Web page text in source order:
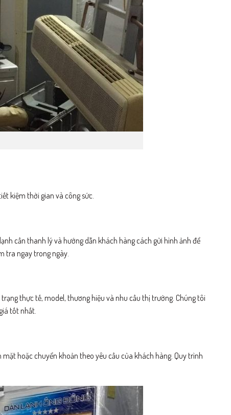
kiệm thời gian và công sức.
cần thanh lý và hướng dẫn khách hàng cách gửi hình ảnh để
tra ngay trong ngày.
thực tế, model, thương hiệu và nhu cầu thị trường. Chúng tôi
tốt nhất.
hoặc chuyển khoản theo yêu cầu của khách hàng. Quy trình